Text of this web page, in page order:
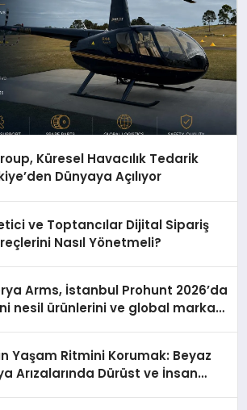
Küresel Havacılık Tedarik
Dünyaya Açılıyor
ve Toptancılar Dijital Sipariş
Nasıl Yönetmeli?
Arms, İstanbul Prohunt 2026’da
nesil ürünlerini ve global marka
Yaşam Ritmini Korumak: Beyaz
Arızalarında Dürüst ve İnsan